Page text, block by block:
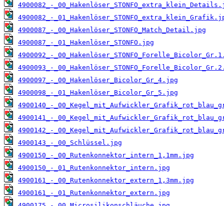
4900082_-
4900082_-
4900087_-_00_Hakenlöser_STONFO_Match_Detail.jpg
4900087_-_01_Hakenlöser_STONFO.jpg
4900092_-
4900093_-
4900097_-_00_Hakenlöser_Bicolor_Gr_4.jpg
4900098_-_01_Hakenlöser_Bicolor_Gr_5.jpg
4900140_-
4900141_-
4900142_-
4900143_-_00_Schlüssel.jpg
4900150_-_00_Rutenkonnektor_intern_1,1mm.jpg
4900150_-_01_Rutenkonnektor_intern.jpg
4900161_-_00_Rutenkonnektor_extern_1,3mm.jpg
4900161_-_01_Rutenkonnektor_extern.jpg